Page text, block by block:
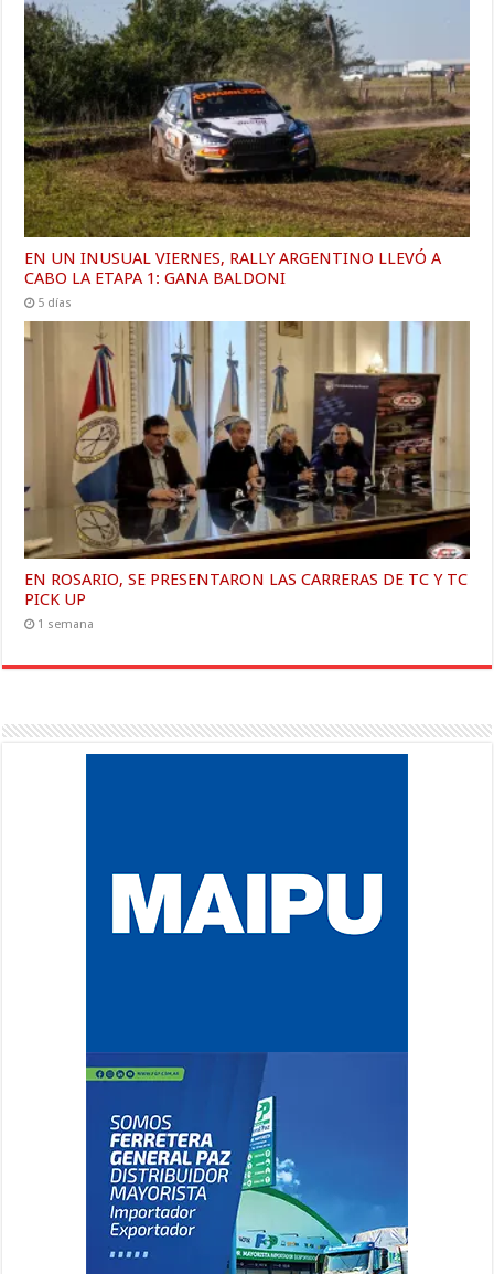
EN UN INUSUAL VIERNES, RALLY ARGENTINO LLEVÓ A
CABO LA ETAPA 1: GANA BALDONI
5 días
EN ROSARIO, SE PRESENTARON LAS CARRERAS DE TC Y TC
PICK UP
1 semana